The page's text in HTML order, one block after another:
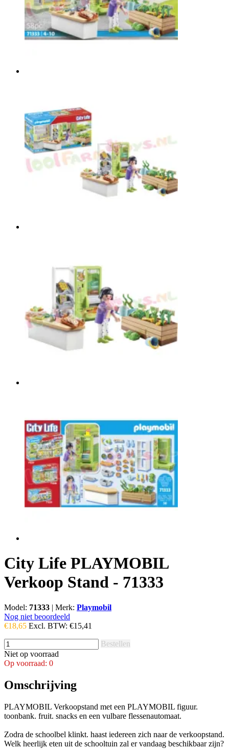
City Life PLAYMOBIL
Verkoop Stand - 71333
Model: 71333 | Merk: Playmobil
Nog niet beoordeeld
€18,65 Excl. BTW: €15,41
Bestellen
Niet op voorraad
Op voorraad: 0
Omschrijving
PLAYMOBIL Verkoopstand met een PLAYMOBIL figuur.
toonbank. fruit. snacks en een vulbare flessenautomaat.
Zodra de schoolbel klinkt. haast iedereen zich naar de verkoopstand.
Welk heerlijk eten uit de schooltuin zal er vandaag beschikbaar zijn?